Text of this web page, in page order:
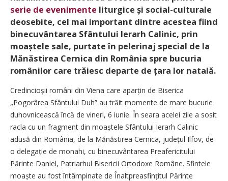
serie de evenimente liturgice și social-culturale
deosebite, cel mai important dintre acestea fiind
binecuvântarea Sfântului Ierarh Calinic, prin
moaștele sale, purtate în pelerinaj special de la
Mănăstirea Cernica din România spre bucuria
românilor care trăiesc departe de țara lor natală.
Credincioșii români din Viena care apar­țin de Biserica
„Pogorârea Sfântului Duh” au trăit momente de mare bucu­rie
duhovnicească încă de vineri, 6 iunie. În seara acelei zile a sosit
racla cu un fragment din moaștele Sfântului Ierarh Calinic
adusă din România, de la Mănăstirea Cernica, județul Ilfov, de
o delegație de monahi, cu binecuvântarea Preafericitului
Părinte Daniel, Patriarhul Bisericii Ortodoxe Române. Sfintele
moaște au fost întâmpinate de Înaltprea­sfințitul Părinte